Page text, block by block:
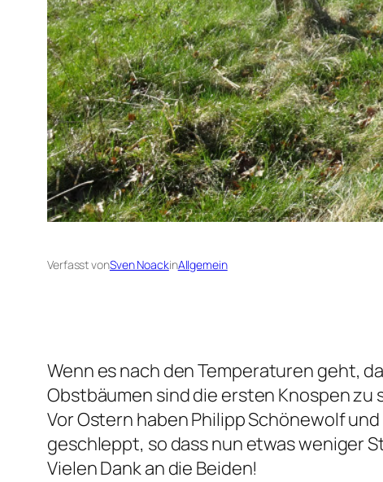
Verfasst vonSven NoackinAllgemein
Wenn es nach den Temperaturen geht,
Obstbäumen sind die ersten Knospen
Vor Ostern haben Philipp Schönewolf
geschleppt, so dass nun etwas weniger
Vielen Dank an die Beiden!